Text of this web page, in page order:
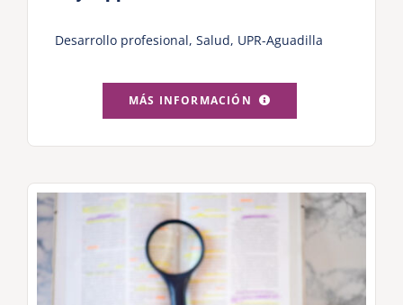
Desarrollo profesional, Salud, UPR-Aguadilla
MÁS INFORMACIÓN